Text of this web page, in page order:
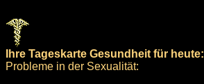
Ihre Tageskarte Gesundheit für heute:
Probleme in der Sexualität: